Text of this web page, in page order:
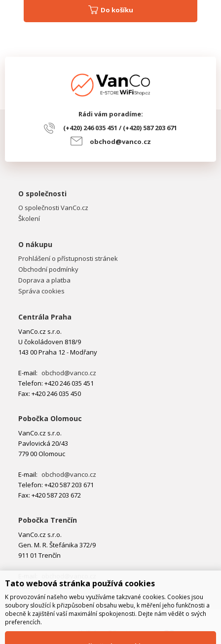
Do košíku
Rádi vám poradíme:
(+420) 246 035 451 / (+420) 587 203 671
obchod@vanco.cz
O společnosti
O společnosti VanCo.cz
Školení
O nákupu
Prohlášení o přístupnosti stránek
Obchodní podmínky
Doprava a platba
Správa cookies
Centrála Praha
VanCo.cz s.r.o.
U čokoládoven 818/9
143 00 Praha 12 - Modřany
E-mail: obchod@vanco.cz
Telefon: +420 246 035 451
Fax: +420 246 035 450
Pobočka Olomouc
VanCo.cz s.r.o.
Pavlovická 20/43
779 00 Olomouc
E-mail: obchod@vanco.cz
Telefon: +420 587 203 671
Fax: +420 587 203 672
Pobočka Trenčín
VanCo.cz s.r.o.
Gen. M. R. Štefánika 372/9
911 01 Trenčín
Telefon: +421 32 877 74 02
Tato webová stránka používá cookies
K provozování našeho webu využíváme takzvané cookies. Cookies jsou
soubory sloužící k přizpůsobení obsahu webu, k měření jeho funkčnosti a
obecně k zajištění vaší maximální spokojenosti. Dejte nám vědět o svých
preferencích.